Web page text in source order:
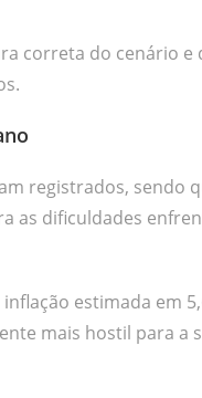
correta do cenário e
registrados, sendo
as dificuldades
estimada em
mais hostil para a